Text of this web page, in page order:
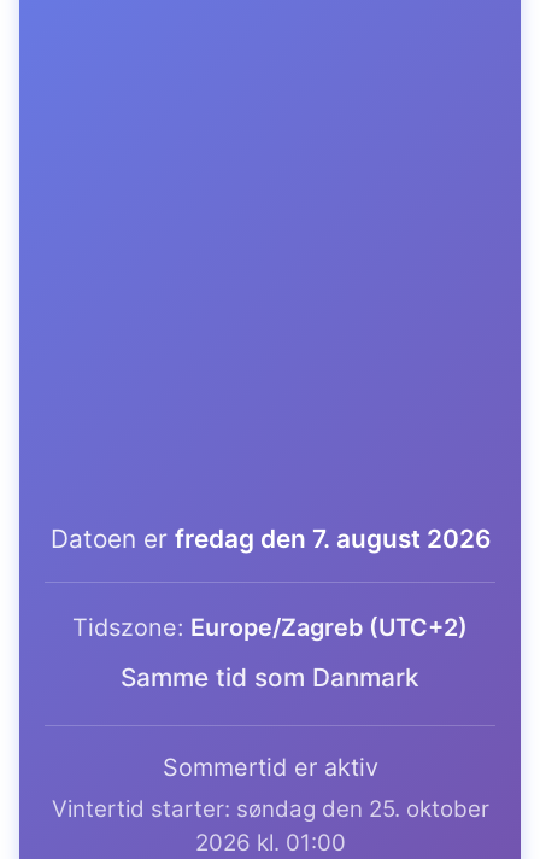
Datoen er fredag den 7. august 2026
Tidszone: Europe/Zagreb (UTC+2)
Samme tid som Danmark
Sommertid er aktiv
Vintertid starter: søndag den 25. oktober
2026 kl. 01:00